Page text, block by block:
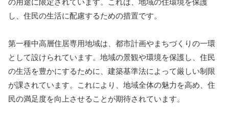
の用途に限定されています。これは、地域の住環境を保護
し、住民の生活に配慮するための措置です。
第一種中高層住居専用地域は、都市計画やまちづくりの一環
として設けられています。地域の景観や環境を保護し、住民
の生活を豊かにするために、建築基準法によって厳しい制限
が課されています。これにより、地域全体の魅力を高め、住
民の満足度を向上させることが期待されています。